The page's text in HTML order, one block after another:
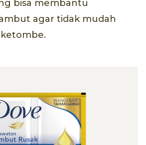
bisa membantu
agar tidak mudah